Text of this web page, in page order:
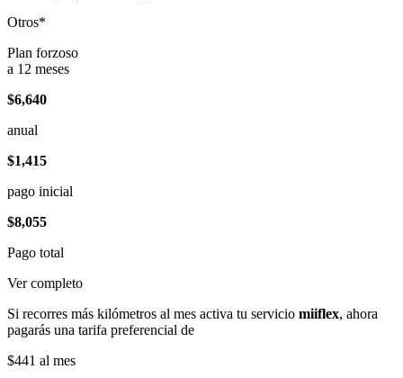
Otros*
Plan forzoso
a 12 meses
$6,640
anual
$1,415
pago inicial
$8,055
Pago total
Ver completo
Si recorres más kilómetros al mes activa tu servicio miiflex, ahora
pagarás una tarifa preferencial de
$441 al mes